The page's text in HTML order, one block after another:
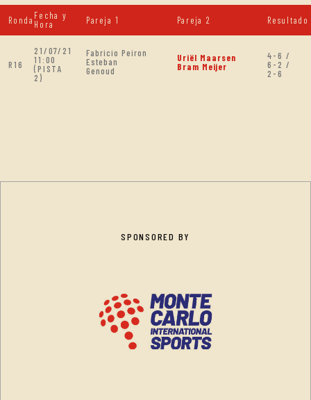
Ronda Fecha y
Hora
Pareja 1 Pareja 2 Resultado
R16
21/07/21
11:00
(PISTA
2)
Fabricio Peiron
Esteban
Genoud
Uriël Maarsen
Bram Meijer
4-6 /
6-2 /
2-6
SPONSORED BY